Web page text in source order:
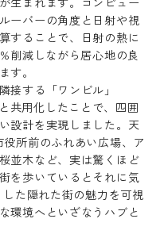
ーバーの角度と日射や視
することで、日射の熱に
削減しながら居心地の良
す。
接する「ワンビル」
共用化したことで、四囲
設計を実現しました。天
所前のふれあい広場、ア
並木など、実は驚くほど
を歩いているとそれに気
た隠れた街の魅力を可視
環境へといざなうハブと